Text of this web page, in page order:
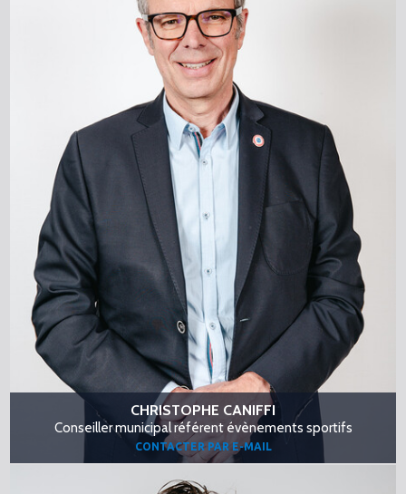
CHRISTOPHE CANIFFI
Conseiller municipal référent évènements sportifs
CONTACTER PAR E-MAIL